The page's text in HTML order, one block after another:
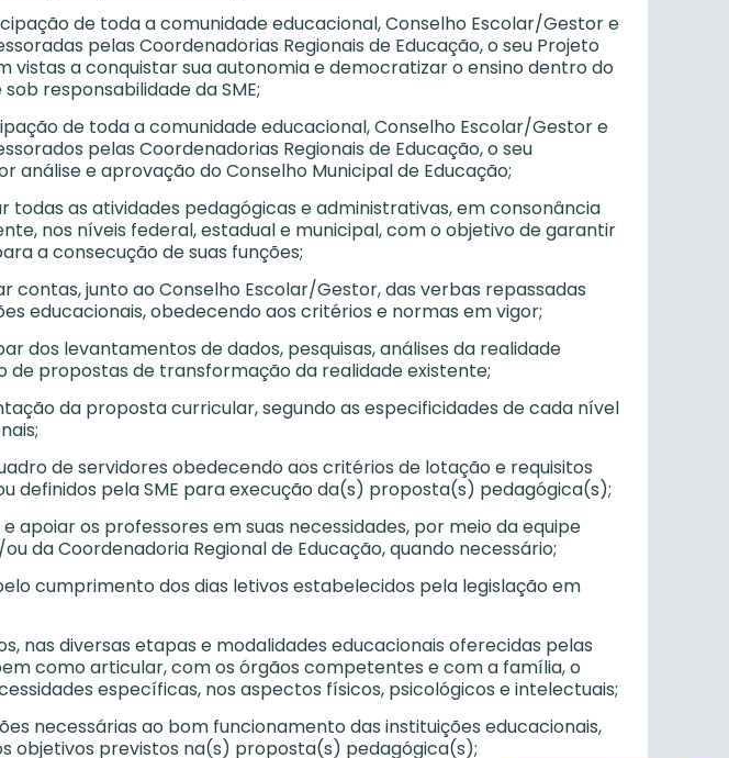
de toda a comunidade educacional, Conselho Escolar/Gestor e
pelas Coordenadorias Regionais de Educação, o seu Projeto
vistas a conquistar sua autonomia e democratizar o ensino dentro do
responsabilidade da SME;
de toda a comunidade educacional, Conselho Escolar/Gestor e
pelas Coordenadorias Regionais de Educação, o seu
análise e aprovação do Conselho Municipal de Educação;
todas as atividades pedagógicas e administrativas, em consonância
nos níveis federal, estadual e municipal, com o objetivo de garantir
a consecução de suas funções;
contas, junto ao Conselho Escolar/Gestor, das verbas repassadas
educacionais, obedecendo aos critérios e normas em vigor;
dos levantamentos de dados, pesquisas, análises da realidade
de propostas de transformação da realidade existente;
da proposta curricular, segundo as especificidades de cada nível
de servidores obedecendo aos critérios de lotação e requisitos
definidos pela SME para execução da(s) proposta(s) pedagógica(s);
apoiar os professores em suas necessidades, por meio da equipe
da Coordenadoria Regional de Educação, quando necessário;
cumprimento dos dias letivos estabelecidos pela legislação em
nas diversas etapas e modalidades educacionais oferecidas pelas
como articular, com os órgãos competentes e com a família, o
específicas, nos aspectos físicos, psicológicos e intelectuais;
necessárias ao bom funcionamento das instituições educacionais,
objetivos previstos na(s) proposta(s) pedagógica(s);